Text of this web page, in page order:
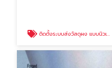
ติดตั้งระบบส่งวัสดุผง แบบนิวเมติก